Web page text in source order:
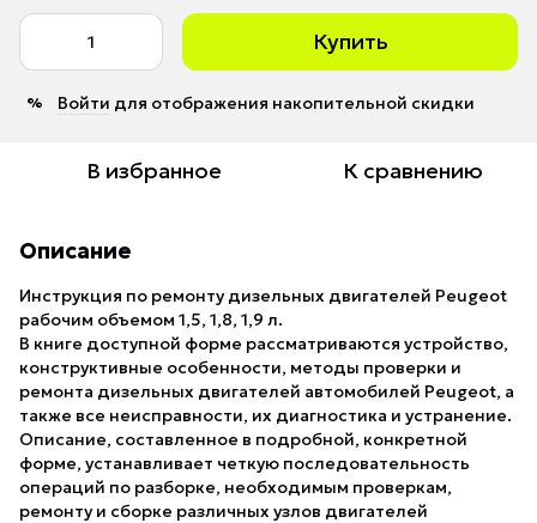
Купить
% Войти для отображения накопительной скидки
В избранное К сравнению
Описание
Инструкция по ремонту дизельных двигателей Peugeot
рабочим объемом 1,5, 1,8, 1,9 л.
В книге доступной форме рассматриваются устройство,
конструктивные особенности, методы проверки и
ремонта дизельных двигателей автомобилей Peugeot, а
также все неисправности, их диагностика и устранение.
Описание, составленное в подробной, конкретной
форме, устанавливает четкую последовательность
операций по разборке, необходимым проверкам,
ремонту и сборке различных узлов двигателей